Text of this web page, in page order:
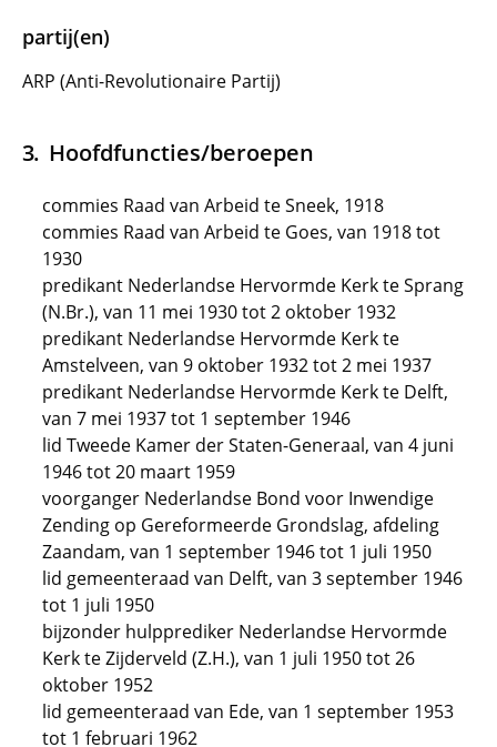
partij(en)
ARP (Anti-Revolutionaire Partij)
Hoofdfuncties/beroepen
commies Raad van Arbeid te Sneek, 1918
commies Raad van Arbeid te Goes, van 1918 tot
1930
predikant Nederlandse Hervormde Kerk te Sprang
(N.Br.), van 11 mei 1930 tot 2 oktober 1932
predikant Nederlandse Hervormde Kerk te
Amstelveen, van 9 oktober 1932 tot 2 mei 1937
predikant Nederlandse Hervormde Kerk te Delft,
van 7 mei 1937 tot 1 september 1946
lid Tweede Kamer der Staten-Generaal, van 4 juni
1946 tot 20 maart 1959
voorganger Nederlandse Bond voor Inwendige
Zending op Gereformeerde Grondslag, afdeling
Zaandam, van 1 september 1946 tot 1 juli 1950
lid gemeenteraad van Delft, van 3 september 1946
tot 1 juli 1950
bijzonder hulpprediker Nederlandse Hervormde
Kerk te Zijderveld (Z.H.), van 1 juli 1950 tot 26
oktober 1952
lid gemeenteraad van Ede, van 1 september 1953
tot 1 februari 1962